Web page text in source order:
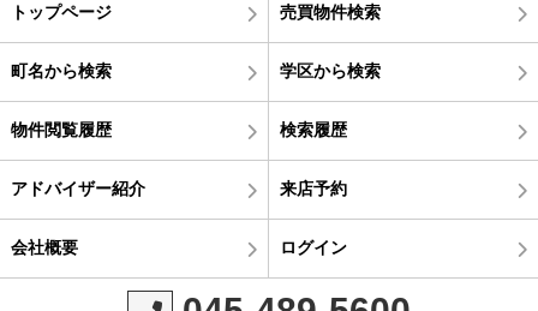
トップページ 売買物件検索
町名から検索 学区から検索
物件閲覧履歴 検索履歴
アドバイザー紹介 来店予約
会社概要 ログイン